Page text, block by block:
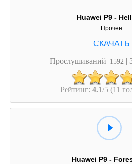
Huawei P9 -
Прочее
Прослушиваний 1592 |
Рейтинг: 4.1/5 (11
Huawei P9 -